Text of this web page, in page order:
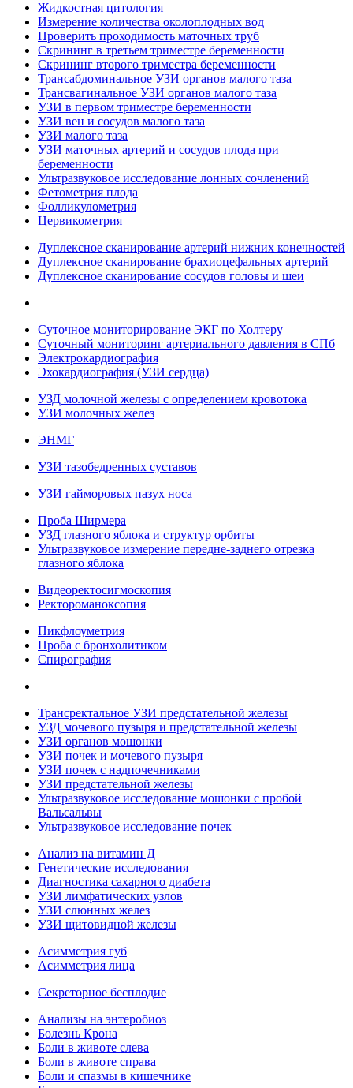
Жидкостная цитология
Измерение количества околоплодных вод
Проверить проходимость маточных труб
Скрининг в третьем триместре беременности
Скрининг второго триместра беременности
Трансабдоминальное УЗИ органов малого таза
Трансвагинальное УЗИ органов малого таза
УЗИ в первом триместре беременности
УЗИ вен и сосудов малого таза
УЗИ малого таза
УЗИ маточных артерий и сосудов плода при
беременности
Ультразвуковое исследование лонных сочленений
Фетометрия плода
Фолликулометрия
Цервикометрия
Дуплексное сканирование артерий нижних конечностей
Дуплексное сканирование брахиоцефальных артерий
Дуплексное сканирование сосудов головы и шеи
Суточное мониторирование ЭКГ по Холтеру
Суточный мониторинг артериального давления в СПб
Электрокардиография
Эхокардиография (УЗИ сердца)
УЗД молочной железы с определением кровотока
УЗИ молочных желез
ЭНМГ
УЗИ тазобедренных суставов
УЗИ гайморовых пазух носа
Проба Ширмера
УЗД глазного яблока и структур орбиты
Ультразвуковое измерение передне-заднего отрезка
глазного яблока
Видеоректосигмоскопия
Ректороманоксопия
Пикфлоуметрия
Проба с бронхолитиком
Спирография
Трансректальное УЗИ предстательной железы
УЗД мочевого пузыря и предстательной железы
УЗИ органов мошонки
УЗИ почек и мочевого пузыря
УЗИ почек с надпочечниками
УЗИ предстательной железы
Ультразвуковое исследование мошонки с пробой
Вальсальвы
Ультразвуковое исследование почек
Анализ на витамин Д
Генетические исследования
Диагностика сахарного диабета
УЗИ лимфатических узлов
УЗИ слюнных желез
УЗИ щитовидной железы
Асимметрия губ
Асимметрия лица
Секреторное бесплодие
Анализы на энтеробиоз
Болезнь Крона
Боли в животе слева
Боли в животе справа
Боли и спазмы в кишечнике